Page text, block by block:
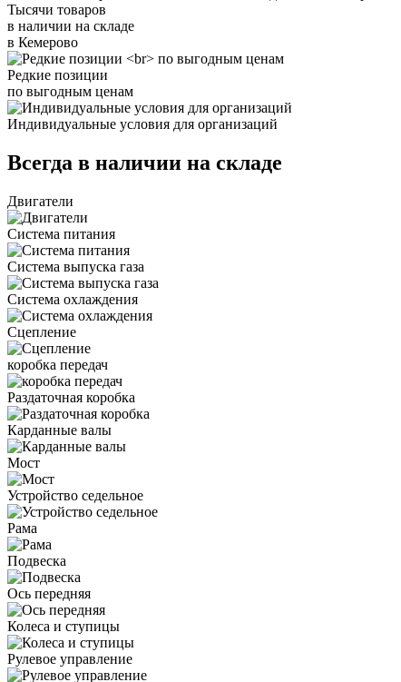
Тысячи товаров
в наличии на складе
в Кемерово
Редкие позиции
по выгодным ценам
Индивидуальные условия для организаций
Всегда в наличии на складе
Двигатели
Система питания
Система выпуска газа
Система охлаждения
Сцепление
коробка передач
Раздаточная коробка
Карданные валы
Мост
Устройство седельное
Рама
Подвеска
Ось передняя
Колеса и ступицы
Рулевое управление